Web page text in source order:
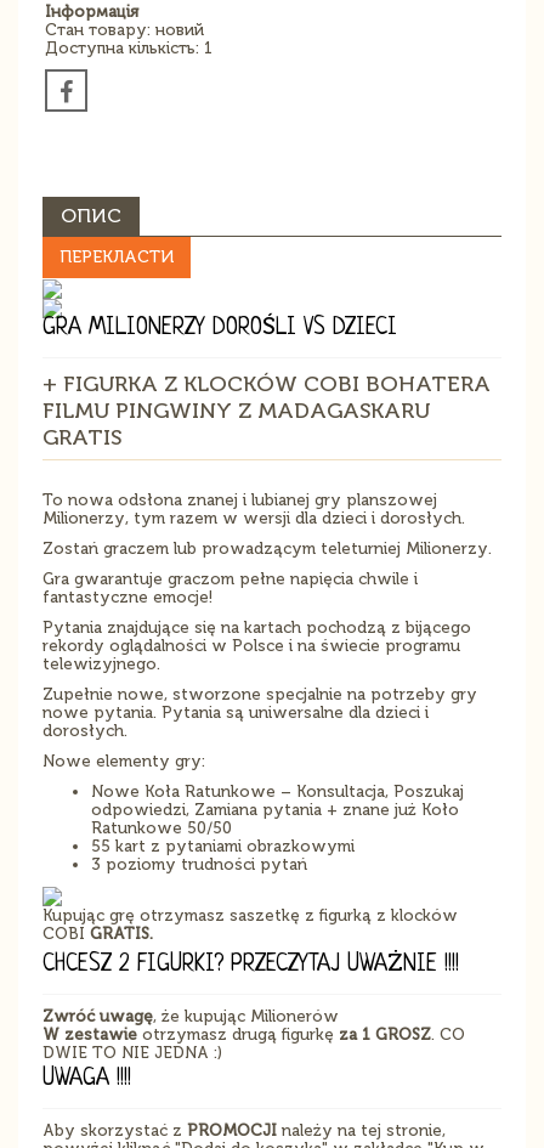
Інформація
Стан товару: новий
Доступна кількість: 1
ОПИС
ПЕРЕКЛАСТИ
GRA MILIONERZY DOROŚLI VS DZIECI
+ FIGURKA Z KLOCKÓW COBI BOHATERA
FILMU PINGWINY Z MADAGASKARU
GRATIS
To nowa odsłona znanej i lubianej gry planszowej
Milionerzy, tym razem w wersji dla dzieci i dorosłych.
Zostań graczem lub prowadzącym teleturniej Milionerzy.
Gra gwarantuje graczom pełne napięcia chwile i
fantastyczne emocje!
Pytania znajdujące się na kartach pochodzą z bijącego
rekordy oglądalności w Polsce i na świecie programu
telewizyjnego.
Zupełnie nowe, stworzone specjalnie na potrzeby gry
nowe pytania. Pytania są uniwersalne dla dzieci i
dorosłych.
Nowe elementy gry:
Nowe Koła Ratunkowe – Konsultacja, Poszukaj
odpowiedzi, Zamiana pytania + znane już Koło
Ratunkowe 50/50
55 kart z pytaniami obrazkowymi
3 poziomy trudności pytań
Kupując grę otrzymasz saszetkę z figurką z klocków
COBI GRATIS.
CHCESZ 2 FIGURKI? PRZECZYTAJ UWAŻNIE !!!!
Zwróć uwagę, że kupując Milionerów
W zestawie otrzymasz drugą figurkę za 1 GROSZ. CO
DWIE TO NIE JEDNA :)
UWAGA !!!!
Aby skorzystać z PROMOCJI należy na tej stronie,